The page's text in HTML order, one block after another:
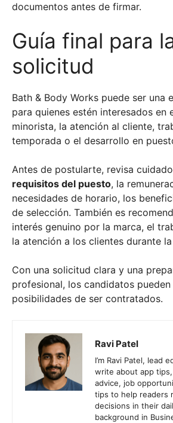
documentos antes de firmar.
Guía final para
solicitud
Bath & Body Works puede ser una
para quienes estén interesados en
minorista, la atención al cliente,
temporada o el desarrollo en
Antes de postularte, revisa
requisitos del puesto, la
necesidades de horario, los
de selección. También es
interés genuino por la marca, el
la atención a los clientes durante
Con una solicitud clara y una
profesional, los candidatos pueden
posibilidades de ser contratados.
Ravi Patel
I’m Ravi Patel, lead
write about app
advice, job
tips to help readers
decisions in their
background in